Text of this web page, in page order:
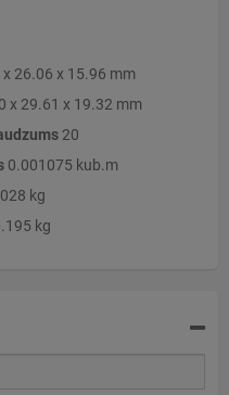
26.06 x 15.96 mm
x 29.61 x 19.32 mm
20
0.001075 kub.m
kg
kg